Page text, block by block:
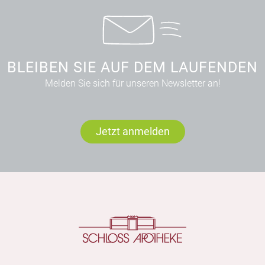
BLEIBEN SIE AUF DEM LAUFENDEN
Melden Sie sich für unseren Newsletter an!
Jetzt anmelden